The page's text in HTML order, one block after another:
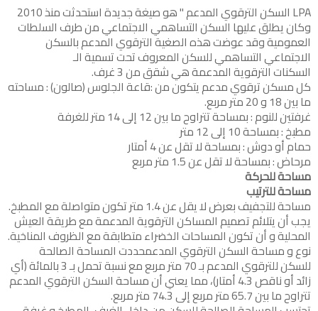
LPA السكن الترقوي المدعم " هو صيغة جديدة استحدثت منذ 2010
وكان يطلق عليها السكن التساهمي الاجتماعي من طرف السلطات
العمومية وقد عوضت هذه الصغية الترقوي المدعم بالسكن
الاجتماعي التساهمي للسكن المعروف تحت تسمية الـ
السكنات الترقوية المدعمة هي شقق من 3 غرف.
كل مسكن ترقوي مدعم يتكون من :قاعة الجلوس (صالون) : مساحته
ما بين 18 و 20 متر مربع.
غرفتين للنوم : بمساحة تتراوح ما بين 12 إلى 14 متر للغرفة
مطبخ : بمساحة 10 إلى 12 متر
حمام أو دوش : بمساحة لا تقل عن 4 أمتار
مرحاض : بمساحة لا تقل عن 1.5 متر مربع
مساحة للحركة
مساحة للترتيب
مساحة للتجفيف بعرض لا يقل عن 1.4 متر تكون متواصلة مع المطبخ.
يجب أن يتلائم تصميم المساكن الترقوية المدعمة مع طريقة العيش
المحلية و أن تكون المساحات الخضراء متطابقة مع الظروف المناخية.
نوع و مساحة السكن الترقوي المدعمحددت المساحة الصالحة
للسكن للترقوي المدعم بـ 70 متر مربع مع نسبة تحمل بـ 3 بالمائة (أي
زائد أو ناقص 4.3 أمتار)، مما يعني أن مساحة السكن الترقوي المدعم
تتراوح ما بين 65.7 متر مربع إلى 74.3 متر مربع.